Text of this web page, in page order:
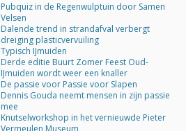
Pubquiz in de Regenwulptuin door Samen
Velsen
Dalende trend in strandafval verbergt
dreiging plasticvervuiling
Typisch IJmuiden
Derde editie Buurt Zomer Feest Oud-
IJmuiden wordt weer een knaller
De passie voor Passie voor Slapen
Dennis Gouda neemt mensen in zijn passie
mee
Knutselworkshop in het vernieuwde Pieter
Vermeulen Museum